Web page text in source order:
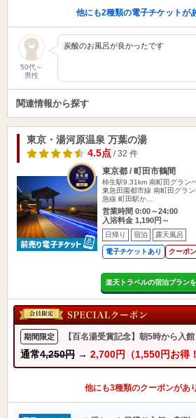
他にも2種類の電子チケットが
50代～
男性
炭酸のお風呂が良かったです
関連情報から探す
東京・湯河原温泉 万葉の湯
4.5点/ 32 件
東京都 / 町田市鶴間
柿生駅9.31km 南町田グラン
東急田園都市線 南町田グラ
急線 町田駅か…
営業時間 0:00～24:00
入浴料金 1,190円～
日帰り 宿泊 露天風呂
電子チケットあり クーポ
楽天トラベルの宿泊プラン
期間限定 【百名湯受賞記念】朝5時から入
通常4,250円 → 2,700円（1,550円お得
他にも3種類のクーポンがあ